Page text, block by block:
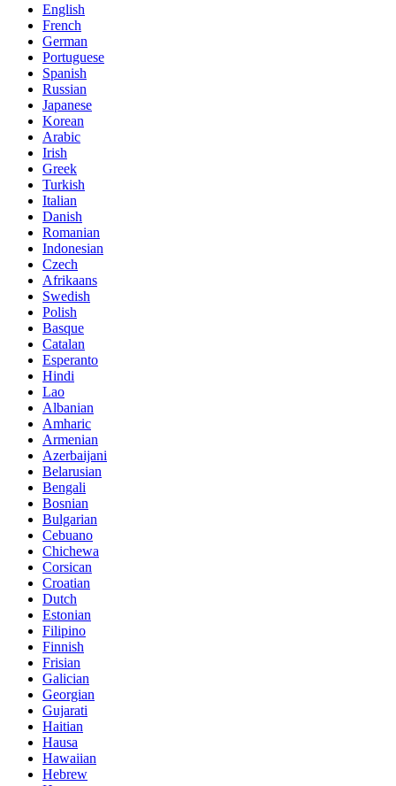
English
French
German
Portuguese
Spanish
Russian
Japanese
Korean
Arabic
Irish
Greek
Turkish
Italian
Danish
Romanian
Indonesian
Czech
Afrikaans
Swedish
Polish
Basque
Catalan
Esperanto
Hindi
Lao
Albanian
Amharic
Armenian
Azerbaijani
Belarusian
Bengali
Bosnian
Bulgarian
Cebuano
Chichewa
Corsican
Croatian
Dutch
Estonian
Filipino
Finnish
Frisian
Galician
Georgian
Gujarati
Haitian
Hausa
Hawaiian
Hebrew